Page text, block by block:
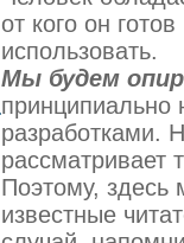
от кого он
использовать.
Мы будем
принципиально
разработками.
рассматривает
Поэтому, здесь
известные